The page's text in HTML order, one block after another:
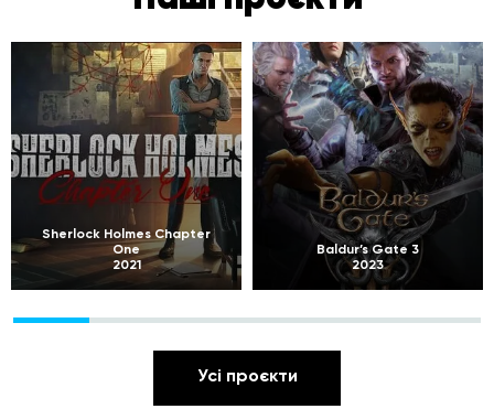
Sherlock Holmes Chapter
One
2021
Baldur’s Gate 3
2023
Усі проєкти